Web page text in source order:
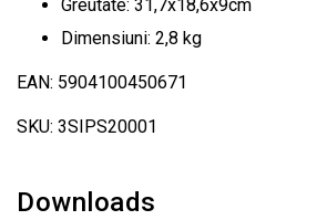
Greutate: 31,7x18,6x9cm
Dimensiuni: 2,8 kg
EAN: 5904100450671
SKU: 3SIPS20001
Downloads